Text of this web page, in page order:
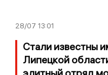
28/07 13:01
Стали известны
Липецкой